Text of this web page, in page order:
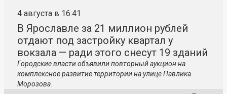
4 августа в 16:41
В Ярославле за 21 миллион рублей
отдают под застройку квартал у
вокзала — ради этого снесут 19 зданий
Городские власти объявили повторный аукцион на
комплексное развитие территории на улице Павлика
Морозова.